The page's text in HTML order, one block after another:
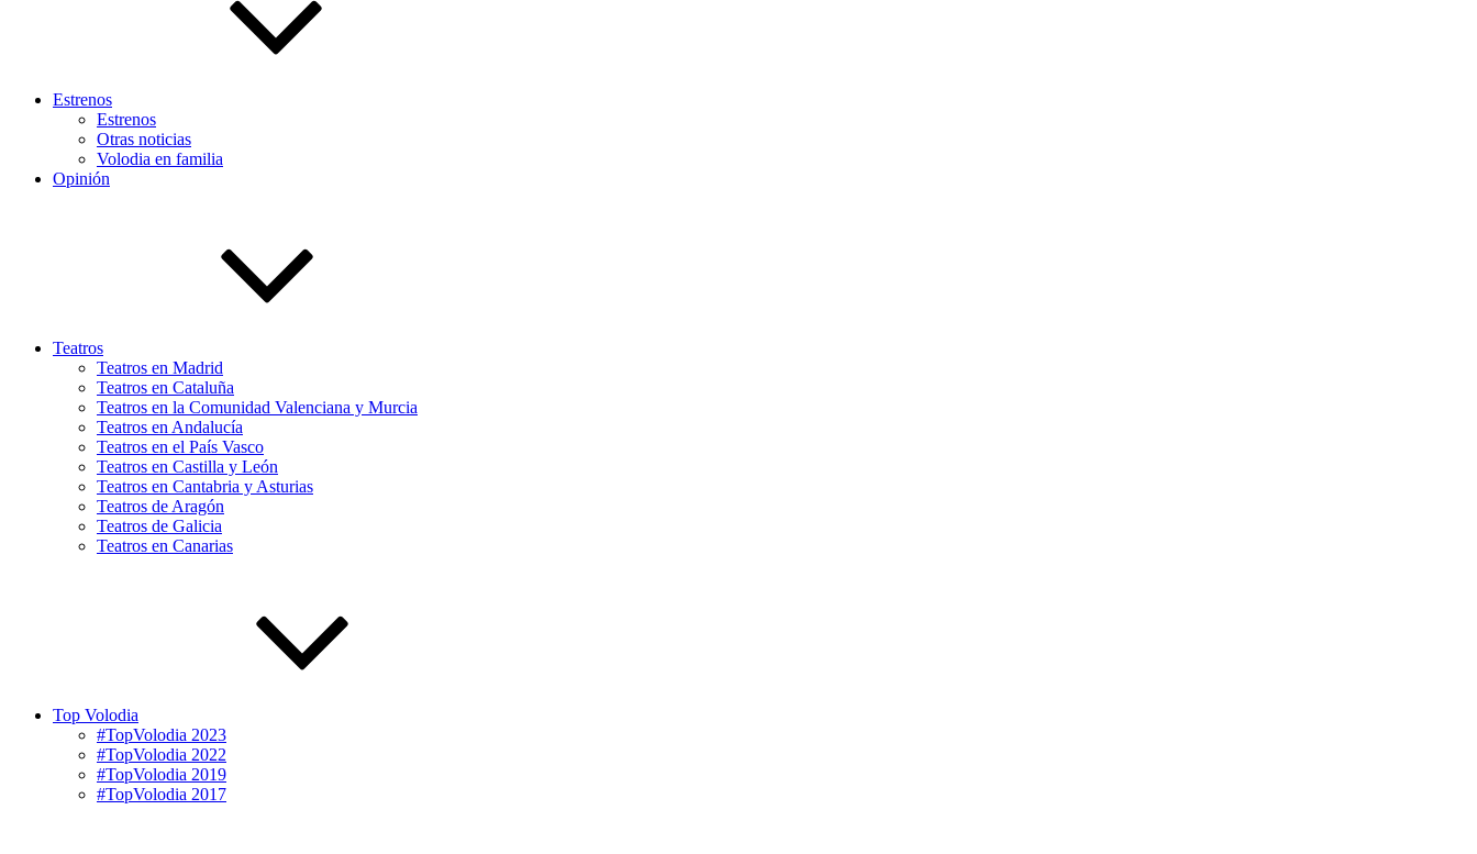
Estrenos
Estrenos
Otras noticias
Volodia en familia
Opinión
Teatros
Teatros en Madrid
Teatros en Cataluña
Teatros en la Comunidad Valenciana y Murcia
Teatros en Andalucía
Teatros en el País Vasco
Teatros en Castilla y León
Teatros en Cantabria y Asturias
Teatros de Aragón
Teatros de Galicia
Teatros en Canarias
Top Volodia
#TopVolodia 2023
#TopVolodia 2022
#TopVolodia 2019
#TopVolodia 2017